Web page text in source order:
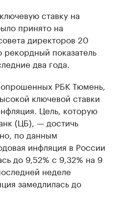
ставку на
принято на
директоров 20
показатель
два года.
РБК Тюмень,
ключевой ставки
Цель, которую
(ЦБ), — достичь
по данным
инфляция в России
до 9,52% с 9,32% на 9
неделе
замедлилась до